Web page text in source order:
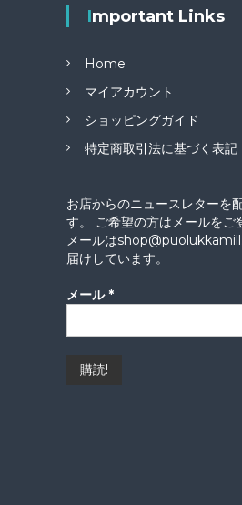
Important Links
Home
マイアカウント
ショッピングガイド
特定商取引法に基づく表記
お店からのニュースレターを
す。 ご希望の方はメールをご
メールは
届けしています。
メール *